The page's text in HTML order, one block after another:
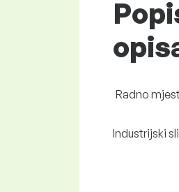
Radno
Industrijski